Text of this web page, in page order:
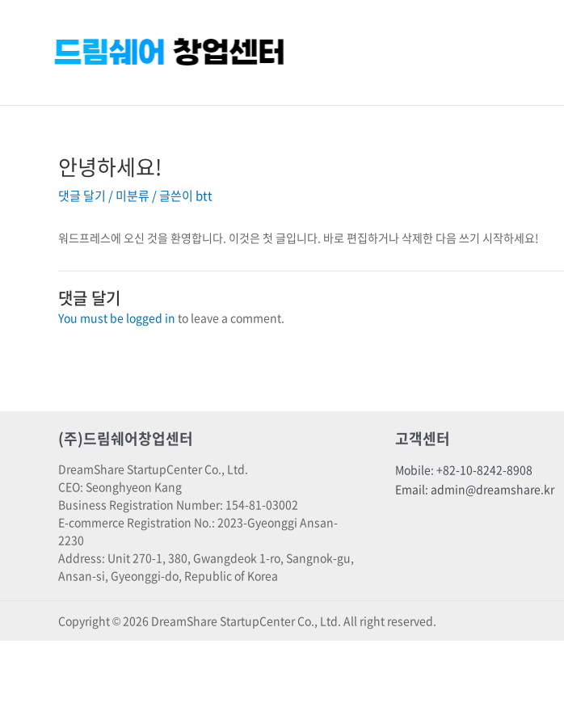
안녕하세요!
댓글 달기 /미분류 / 글쓴이 btt
워드프레스에 오신 것을 환영합니다. 이것은 첫 글입니다. 바로 편집하거나 삭제한 다음 쓰기 시작하세요!
댓글 달기
You must be logged in to leave a comment.
(주)드림쉐어창업센터
DreamShare StartupCenter Co., Ltd.
CEO: Seonghyeon Kang
Business Registration Number: 154-81-03002
E-commerce Registration No.: 2023-Gyeonggi Ansan-
2230
Address: Unit 270-1, 380, Gwangdeok 1-ro, Sangnok-gu,
Ansan-si, Gyeonggi-do, Republic of Korea
고객센터
Mobile: +82-10-8242-8908
Email: admin@dreamshare.kr
Copyright © 2026 DreamShare StartupCenter Co., Ltd. All right reserved.